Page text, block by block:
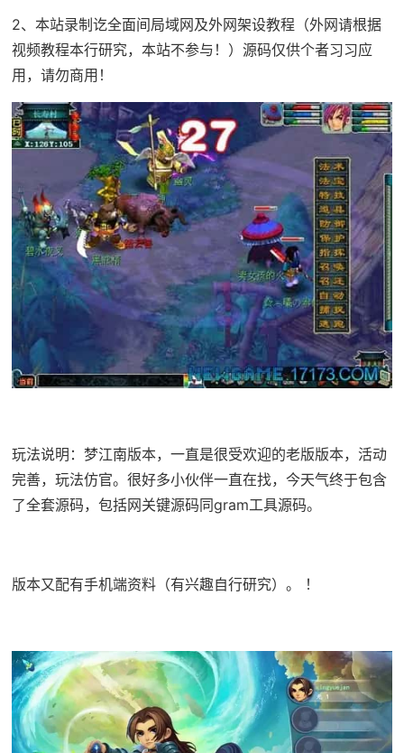
2、本站录制讫全面间局域网及外网架设教程（外网请根据
视频教程本行研究，本站不参与！）源码仅供个者习习应
用，请勿商用！
玩法说明：梦江南版本，一直是很受欢迎的老版版本，活动
完善，玩法仿官。很好多小伙伴一直在找，今天气终于包含
了全套源码，包括网关键源码同gram工具源码。
版本又配有手机端资料（有兴趣自行研究）。 ！